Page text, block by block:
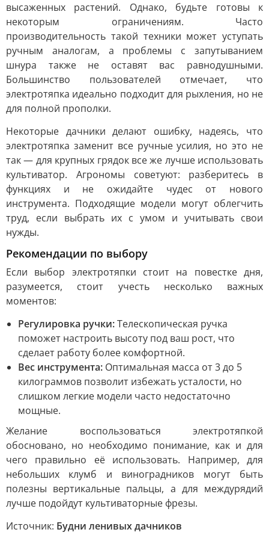
высаженных растений. Однако, будьте готовы к
некоторым ограничениям. Часто
производительность такой техники может уступать
ручным аналогам, а проблемы с запутыванием
шнура также не оставят вас равнодушными.
Большинство пользователей отмечает, что
электротяпка идеально подходит для рыхления, но не
для полной прополки.
Некоторые дачники делают ошибку, надеясь, что
электротяпка заменит все ручные усилия, но это не
так — для крупных грядок все же лучше использовать
культиватор. Агрономы советуют: разберитесь в
функциях и не ожидайте чудес от нового
инструмента. Подходящие модели могут облегчить
труд, если выбрать их с умом и учитывать свои
нужды.
Рекомендации по выбору
Если выбор электротяпки стоит на повестке дня,
разумеется, стоит учесть несколько важных
моментов:
Регулировка ручки:Телескопическая ручка
поможет настроить высоту под ваш рост, что
сделает работу более комфортной.
Вес инструмента: Оптимальная масса от 3 до 5
килограммов позволит избежать усталости, но
слишком легкие модели часто недостаточно
мощные.
Желание воспользоваться электротяпкой
обосновано, но необходимо понимание, как и для
чего правильно её использовать. Например, для
небольших клумб и виноградников могут быть
полезны вертикальные пальцы, а для междурядий
лучше подойдут культиваторные фрезы.
Источник: Будни ленивых дачников